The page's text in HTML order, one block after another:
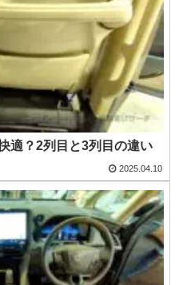
適？2列目と3列目の違い
2025.04.10